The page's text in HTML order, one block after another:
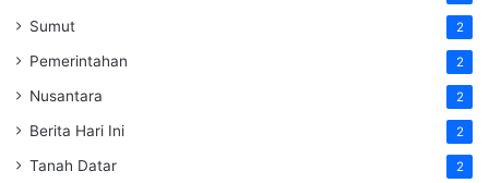
Sumut 2
Pemerintahan 2
Nusantara 2
Berita Hari Ini 2
Tanah Datar 2